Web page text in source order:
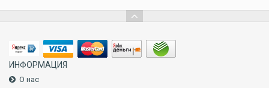
ИНФОРМАЦИЯ
О нас